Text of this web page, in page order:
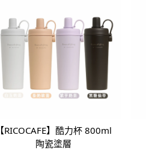
【RICOCAFE】酷力杯 800ml
陶瓷塗層